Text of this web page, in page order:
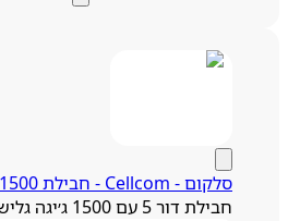
סלקום - Cellcom - חבילת 1500 ג׳יגה 5G Pro Care
חבילת דור 5 עם 1500 ג׳יגה גלישה ושירות תיקונים VIP Fix